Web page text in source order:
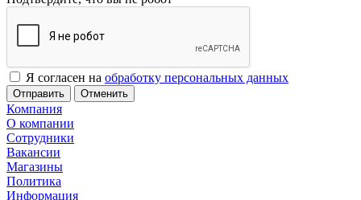
Я согласен на обработку персональных данных
Отменить
Компания
О компании
Сотрудники
Вакансии
Магазины
Политика
Информация